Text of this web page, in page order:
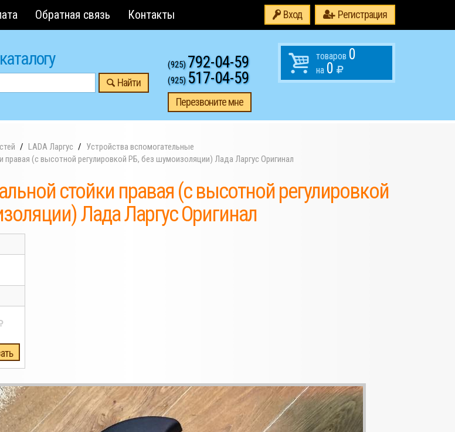
Обратная связь Контакты Вход Регистрация
Найти
(925)792-04-59
(925) 517-04-59
Перезвоните мне
товаров 0
на 0
LADA Ларгус
Устройства вспомогательные
правая (с высотной регулировкой РБ, без шумоизоляции) Лада Ларгус Оригинал
стойки правая (с высотной регулировкой
Лада Ларгус Оригинал